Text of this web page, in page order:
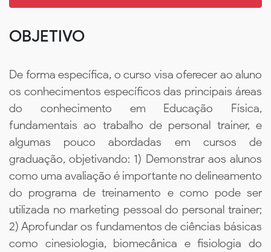
OBJETIVO
De forma específica, o curso visa oferecer ao aluno
os conhecimentos específicos das principais áreas
do conhecimento em Educação Física,
fundamentais ao trabalho de personal trainer, e
algumas pouco abordadas em cursos de
graduação, objetivando: 1) Demonstrar aos alunos
como uma avaliação é importante no delineamento
do programa de treinamento e como pode ser
utilizada no marketing pessoal do personal trainer;
2) Aprofundar os fundamentos de ciências básicas
como cinesiologia, biomecânica e fisiologia do